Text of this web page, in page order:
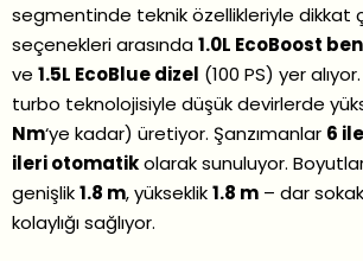
segmentinde teknik özellikleriyle dikkat
seçenekleri arasında1.0L EcoBoost
ve 1.5L EcoBlue dizel (100 PS) yer
turbo teknolojisiyle düşük devirlerde
Nm‘ye kadar) üretiyor. Şanzımanlar 6
ileri otomatikolarak sunuluyor.
genişlik1.8 m, yükseklik1.8 m – dar
kolaylığı sağlıyor.